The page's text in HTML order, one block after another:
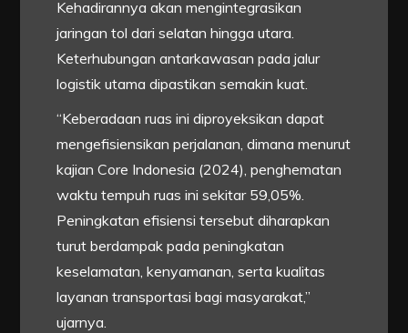
Kehadirannya akan mengintegrasikan
jaringan tol dari selatan hingga utara.
Keterhubungan antarkawasan pada jalur
logistik utama dipastikan semakin kuat.
“Keberadaan ruas ini diproyeksikan dapat
mengefisiensikan perjalanan, dimana menurut
kajian Core Indonesia (2024), penghematan
waktu tempuh ruas ini sekitar 59,05%.
Peningkatan efisiensi tersebut diharapkan
turut berdampak pada peningkatan
keselamatan, kenyamanan, serta kualitas
layanan transportasi bagi masyarakat,”
ujarnya.